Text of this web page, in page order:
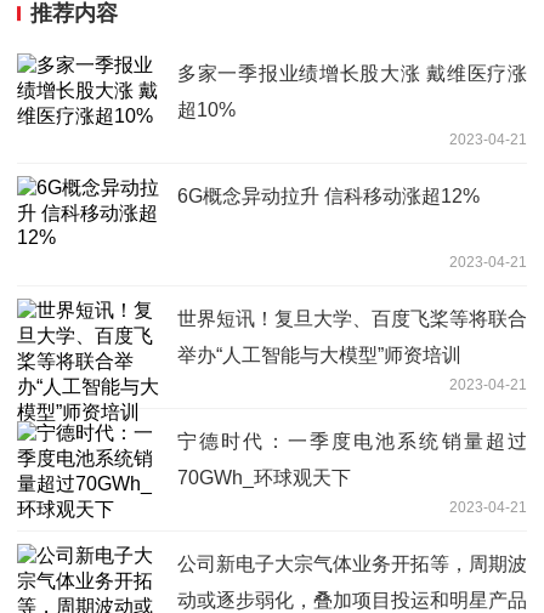
推荐内容
多家一季报业绩增长股大涨 戴维医疗涨
超10%
2023-04-21
6G概念异动拉升 信科移动涨超12%
2023-04-21
世界短讯！复旦大学、百度飞桨等将联合
举办“人工智能与大模型”师资培训
2023-04-21
宁德时代：一季度电池系统销量超过
70GWh_环球观天下
2023-04-21
公司新电子大宗气体业务开拓等，周期波
动或逐步弱化，叠加项目投运和明星产品